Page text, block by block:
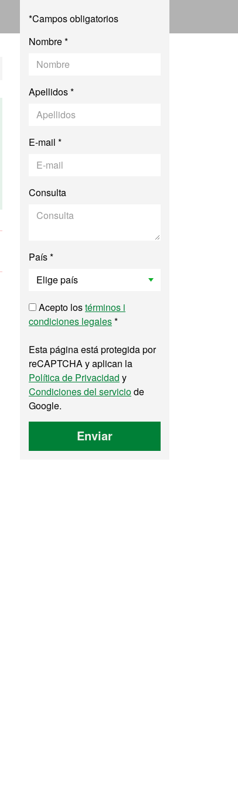
*Campos obligatorios
Nombre *
Apellidos *
E-mail *
Consulta
País *
Acepto lostérminos i
condiciones legales*
Esta página está protegida por
reCAPTCHA y aplican la
Política de Privacidad y
Condiciones del serviciode
Google.
Enviar